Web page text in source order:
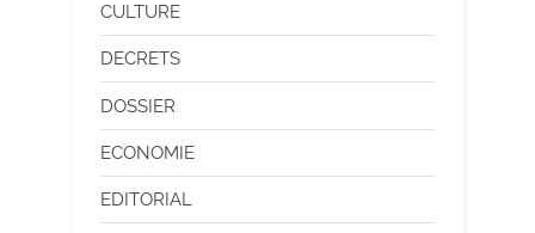
CULTURE
DECRETS
DOSSIER
ECONOMIE
EDITORIAL